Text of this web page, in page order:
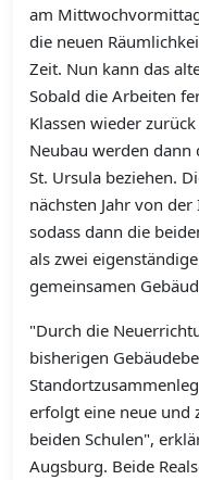
am
die neuen
Zeit. Nun kann das
Sobald die Arbeiten
Klassen wieder
Neubau werden dann
St. Ursula beziehen.
nächsten Jahr von
sodass dann die
als zwei
gemeinsamen
"Durch die
bisherigen
erfolgt eine neue und
beiden Schulen",
Augsburg. Beide